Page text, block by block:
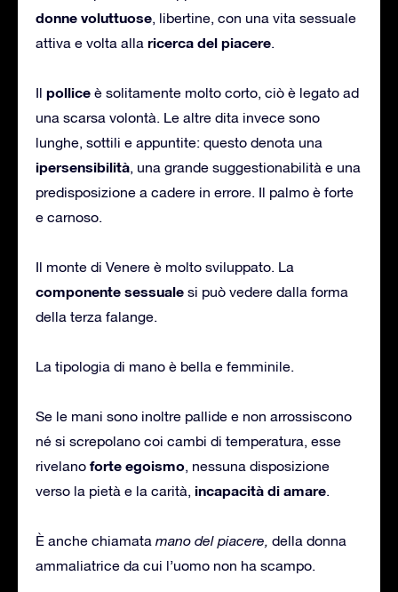
donne voluttuose, libertine, con una vita sessuale
attiva e volta alla ricerca del piacere.
Il pollice è solitamente molto corto, ciò è legato ad
una scarsa volontà. Le altre dita invece sono
lunghe, sottili e appuntite: questo denota una
ipersensibilità, una grande suggestionabilità e una
predisposizione a cadere in errore. Il palmo è forte
e carnoso.
Il monte di Venere è molto sviluppato. La
componente sessuale si può vedere dalla forma
della terza falange.
La tipologia di mano è bella e femminile.
Se le mani sono inoltre pallide e non arrossiscono
né si screpolano coi cambi di temperatura, esse
rivelano forte egoismo, nessuna disposizione
verso la pietà e la carità, incapacità di amare.
È anche chiamata mano del piacere, della donna
ammaliatrice da cui l’uomo non ha scampo.